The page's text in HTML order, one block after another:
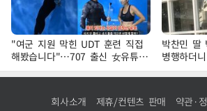
"여군 지원 막힌 UDT 훈련 직접
해봤습니다"…707 출신 女유튜버
'완벽 소화'
박찬민 딸
병행하더
회사소개 제휴/컨텐츠 판매 약관·